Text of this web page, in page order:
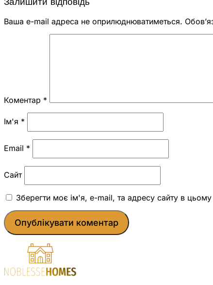
Ваша e-mail адреса не оприлюднюватиметься.
Коментар *
Ім'я *
Email *
Сайт
Зберегти моє ім'я, e-mail, та адресу сайту в